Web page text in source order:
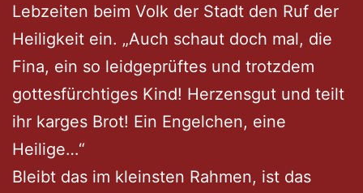
Lebzeiten beim Volk der Stadt den Ruf der
Heiligkeit ein. „Auch schaut doch mal, die
Fina, ein so leidgeprüftes und trotzdem
gottesfürchtiges Kind! Herzensgut und teilt
ihr karges Brot! Ein Engelchen, eine
Heilige…“
Bleibt das im kleinsten Rahmen, ist das